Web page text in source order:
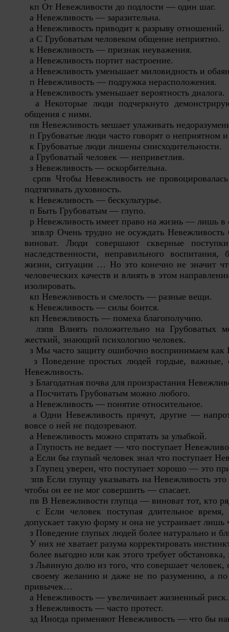
кп От Невежливости до подлости — один шаг.
а Невежливость — заразительна.
а Невежливость приводит к разрыву отношений.
а С Грубоватым человеком общение неприятно.
к Невежливость — признак неуважения.
а Невежливость портит настроение.
а Невежливость уменьшает миловидность и
п Невежливость — подружка нерасположения.
а Невежливость уменьшает вероятность диалога.
а Некоторые люди подчеркнуто
общения с ними.
пв Невежливость мешает улаживать
п Грубоватые люди часто говорят о
к Грубоватые люди лишены снисходительности.
а Грубоватый человек — неприветлив.
з Невежливость — оскорбительна.
српв Чтобы Невежливость не провоцировала
подтягивать духовность.
к Невежливость — бескультурье.
п Быть Грубоватым — глупо.
р Невежливость имеет право на жизнь — лишь в
зпвлр Очень трудно не осуждать
виноват. Люди совершают скверные
наследственности, неправильного
жизни, ситуации … Но это конечно не значит
человеческих качеств и влиять в этом
изолировать.
кп Невежливость и смелость — разные вещи.
к Невежливость — силы боится.
кп Невежливость — помеха благополучию.
лзпв Влиять положительно на
жесткий, знающий психологию человек.
з Мы часто защиту ошибочно воспринимаем как
з Поведение простых людей гордые,
Невежливость.
з Благодатная почва для произрастания
а Посчитать Грубоватым можно любого.
а Невежливость — понятие относительное.
а Одни Невежливость прячут, другие —
вовсе о ней не подозревают.
а Невежливость можно спрятать за улыбкой.
а Глупость не ведает — что поступает
а Если бы глупый человек знал что поступает
з Глупец уверен, что поступает хорошо — это
зпв Если глупцу указывать на Невежливость
чтобы он ее не мог совершить — спасает.
пв В Невежливости глупца — виноват тот, кто
с Если человек поступая длительное время,
допускает такую форму и она не устраивает
з Поведение глупых людей более натурально и
У них не хватает разума корректировать
более выгодно или как этого требует
з Львиную долю из того, что совершает человек,
своему желанию и даже не по разумению, а по
привычек…
а Невежливость — увеличивает жизненный риск.
з Невежливость — часто протест.
зд Иногда применяют Невежливость — что бы